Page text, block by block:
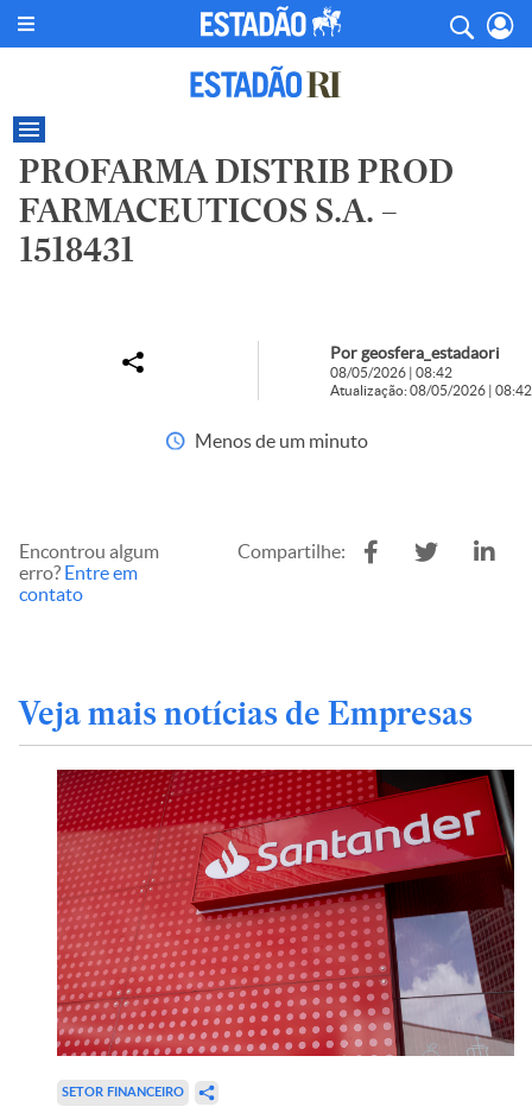
PROFARMA DISTRIB PROD
FARMACEUTICOS S.A. –
1518431
Por geosfera_estadaori
08/05/2026 | 08:42
Atualização: 08/05/2026 | 08:42
Menos de um minuto
Encontrou algum
erro? Entre em
contato
Compartilhe:
Veja mais notícias de Empresas
SETOR FINANCEIRO